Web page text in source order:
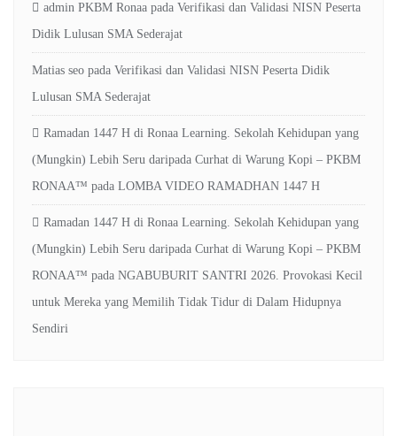
admin PKBM Ronaa pada Verifikasi dan Validasi NISN Peserta
Didik Lulusan SMA Sederajat
Matias seo pada Verifikasi dan Validasi NISN Peserta Didik
Lulusan SMA Sederajat
Ramadan 1447 H di Ronaa Learning. Sekolah Kehidupan yang
(Mungkin) Lebih Seru daripada Curhat di Warung Kopi – PKBM
RONAA™ pada LOMBA VIDEO RAMADHAN 1447 H
Ramadan 1447 H di Ronaa Learning. Sekolah Kehidupan yang
(Mungkin) Lebih Seru daripada Curhat di Warung Kopi – PKBM
RONAA™ pada NGABUBURIT SANTRI 2026. Provokasi Kecil
untuk Mereka yang Memilih Tidak Tidur di Dalam Hidupnya
Sendiri